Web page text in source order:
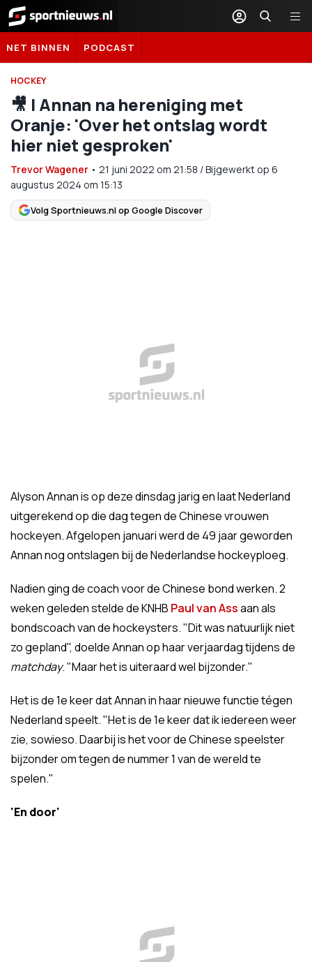
Sportnieuws.nl
NET BINNEN PODCAST
HOCKEY
🎥 | Annan na hereniging met
Oranje: 'Over het ontslag wordt
hier niet gesproken'
Trevor Wagener • 21 juni 2022 om 21:58 /Bijgewerkt op 6
augustus 2024 om 15:13
Volg Sportnieuws.nl op Google Discover
Alyson Annan is op deze dinsdag jarig en laat Nederland
uitgerekend op die dag tegen de Chinese vrouwen
hockeyen. Afgelopen januari werd de 49 jaar geworden
Annan nog ontslagen bij de Nederlandse hockeyploeg.
Nadien ging de coach voor de Chinese bond werken. 2
weken geleden stelde de KNHB Paul van Assaan als
bondscoach van de hockeysters. "Dit was natuurlijk niet
zo gepland", doelde Annan op haar verjaardag tijdens de
matchday. "Maar het is uiteraard wel bijzonder."
Het is de 1e keer dat Annan in haar nieuwe functie tégen
Nederland speelt. "Het is de 1e keer dat ik iedereen weer
zie, sowieso. Daarbij is het voor de Chinese speelster
bijzonder om tegen de nummer 1 van de wereld te
spelen."
'En door'